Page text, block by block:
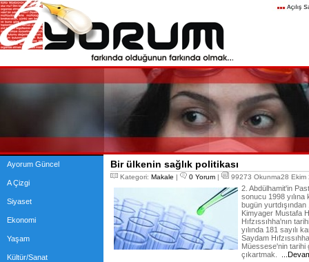
Ayorum Güncel
A Çizgi
Siyaset
Ekonomi
Yaşam
Kültür/Sanat
Bir ülkenin sağlık politikası
Kategori: Makale | 0 Yorum | 99273 Okunma28
2. Abdülhamit'in
sonucu 1998
bugün yurtdışından
Kimyager Mustafa
Hıfzıssıhha'nın
yılında 181 sayılı
Saydam
Müessese'nin tarihi
çıkartmak.